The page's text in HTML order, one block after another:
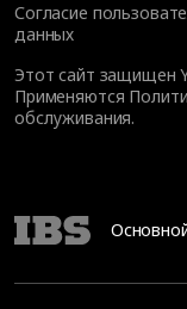
Согласие
данных
Этот сайт защищен
Применяются
обслуживания.